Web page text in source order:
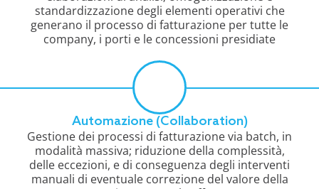
standardizzazione degli elementi operativi che
generano il processo di fatturazione per tutte le
company, i porti e le concessioni presidiate
Automazione (Collaboration)
Gestione dei processi di fatturazione via batch, in
modalità massiva; riduzione della complessità,
delle eccezioni, e di conseguenza degli interventi
manuali di eventuale correzione del valore della